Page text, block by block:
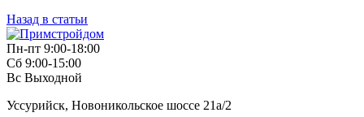
Назад в статьи
Пн-пт 9:00-18:00
Сб 9:00-15:00
Вс Выходной
Уссурийск, Новоникольское шоссе 21а/2